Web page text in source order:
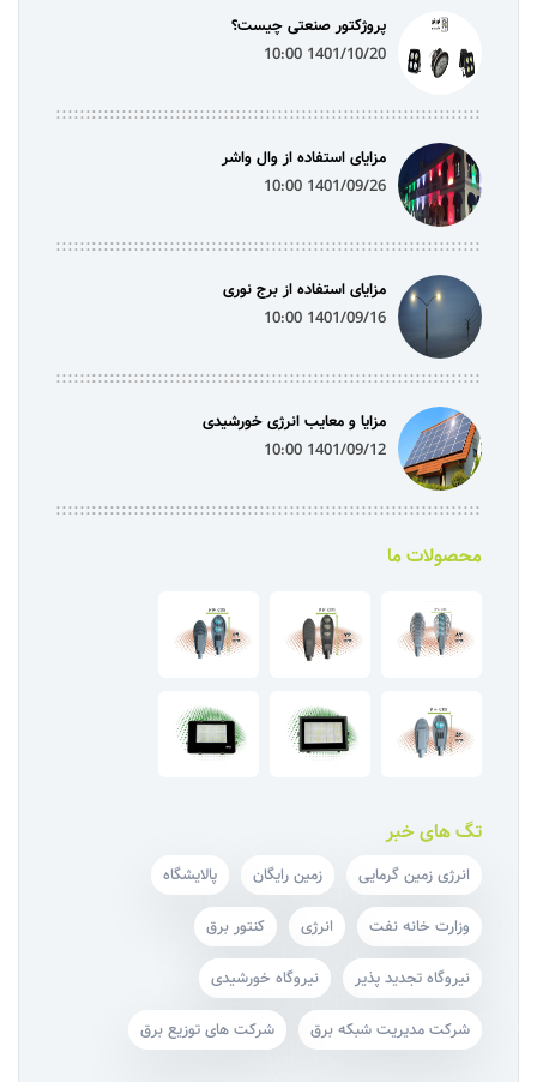
پروژکتور صنعتی چیست؟
1401/10/20 10:00
مزایای استفاده از وال واشر
1401/09/26 10:00
مزایای استفاده از برج نوری
1401/09/16 10:00
مزایا و معایب انرژی خورشیدی
1401/09/12 10:00
محصولات ما
تگ های خبر
انرژی زمین گرمایی زمین رایگان پالایشگاه
وزارت خانه‌ نفت انرژی کنتور برق
نیروگاه‌ تجدید پذیر نیروگاه‌ خورشیدی
شرکت مدیریت شبکه برق شرکت های توزیع برق